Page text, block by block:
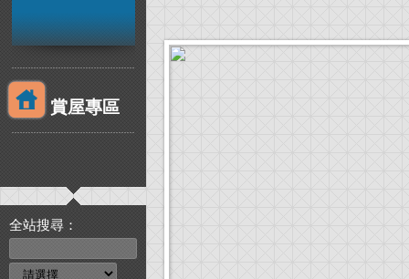
賞屋專區
全站搜尋：